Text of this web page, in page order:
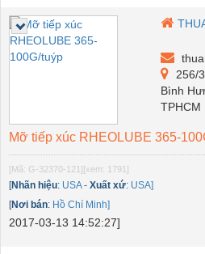
256/
Bình
TPHCM
Mỡ tiếp xúc RHEOLUBE 365-
[Mã: G-32370-121][xem: 1791]
[Nhãn hiệu: USA- Xuất xứ: USA]
[Nơi bán: Hồ Chí Minh]
2017-03-13 14:52:27]